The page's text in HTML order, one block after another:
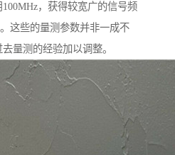
，获得较宽广的信号频
这些的量测参数并非一成不
量测的经验加以调整。